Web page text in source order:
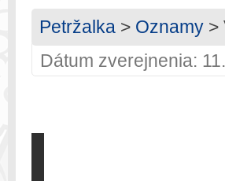
Petržalka > Oznamy >
Dátum zverejnenia: